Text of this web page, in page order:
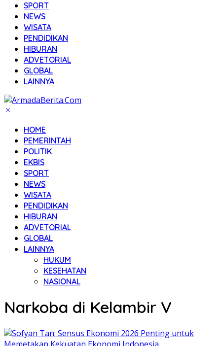
SPORT
NEWS
WISATA
PENDIDIKAN
HIBURAN
ADVETORIAL
GLOBAL
LAINNYA
HOME
PEMERINTAH
POLITIK
EKBIS
SPORT
NEWS
WISATA
PENDIDIKAN
HIBURAN
ADVETORIAL
GLOBAL
LAINNYA
HUKUM
KESEHATAN
NASIONAL
Narkoba di Kelambir V